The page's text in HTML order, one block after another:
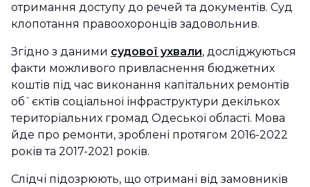
отримання доступу до речей та документів. Суд
клопотання правоохоронців задовольнив.
Згідно з даними судової ухвали, досліджуються
факти можливого привласнення бюджетних
коштів під час виконання капітальних ремонтів
об`єктів соціальної інфраструктури декількох
територіальних громад Одеської області. Мова
йде про ремонти, зроблені протягом 2016-2022
років та 2017-2021 років.
Слідчі підозрюють, що отримані від замовників